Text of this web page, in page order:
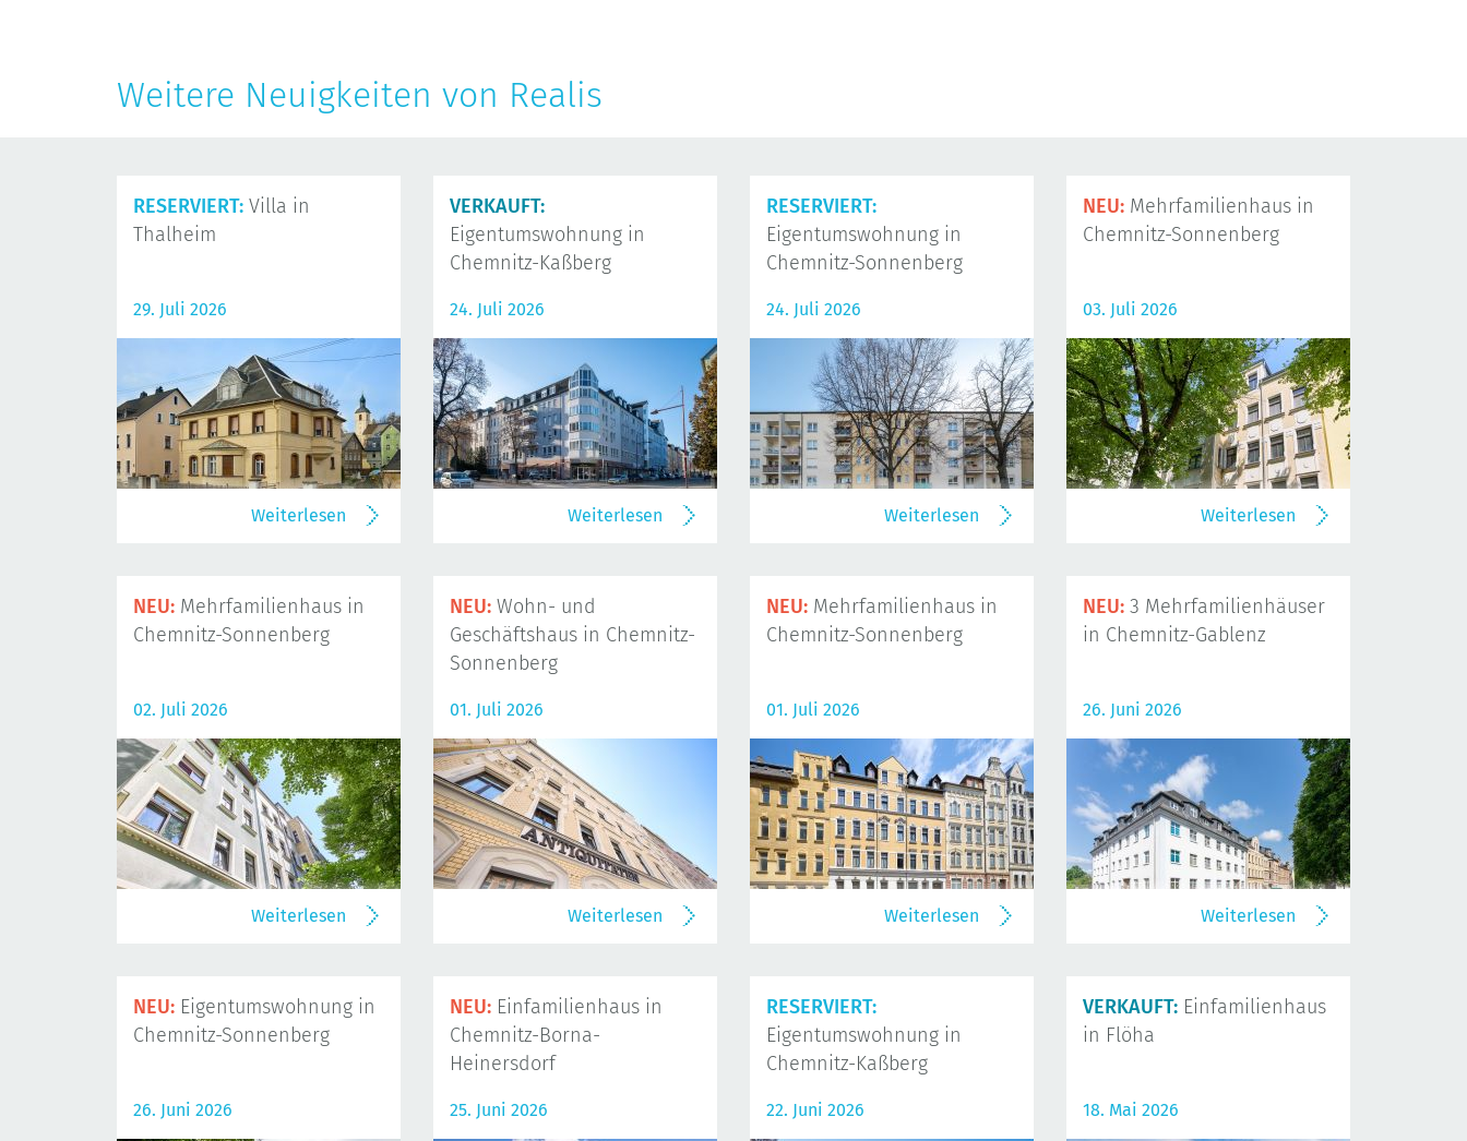
Weitere Neuigkeiten von Realis
RESERVIERT: Villa in
Thalheim
29. Juli 2026
Weiterlesen
VERKAUFT:
Eigentumswohnung in
Chemnitz-Kaßberg
24. Juli 2026
Weiterlesen
RESERVIERT:
Eigentumswohnung in
Chemnitz-Sonnenberg
24. Juli 2026
Weiterlesen
NEU: Mehrfamilienhaus in
Chemnitz-Sonnenberg
03. Juli 2026
Weiterlesen
NEU: Mehrfamilienhaus in
Chemnitz-Sonnenberg
02. Juli 2026
Weiterlesen
NEU: Wohn- und
Geschäftshaus in Chemnitz-
Sonnenberg
01. Juli 2026
Weiterlesen
NEU: Mehrfamilienhaus in
Chemnitz-Sonnenberg
01. Juli 2026
Weiterlesen
NEU: 3 Mehrfamilienhäuser
in Chemnitz-Gablenz
26. Juni 2026
Weiterlesen
NEU: Eigentumswohnung in
Chemnitz-Sonnenberg
26. Juni 2026
NEU: Einfamilienhaus in
Chemnitz-Borna-
Heinersdorf
25. Juni 2026
RESERVIERT:
Eigentumswohnung in
Chemnitz-Kaßberg
22. Juni 2026
VERKAUFT: Einfamilienhaus
in Flöha
18. Mai 2026